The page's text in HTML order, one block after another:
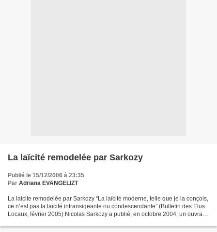
La laïcité remodelée par Sarkozy
Publié le 15/12/2006 à 23:35
Par Adriana EVANGELIZT
La laicite remodelée par Sarkozy “La laïcité moderne, telle que je la conçois,
ce n’est pas la laïcité intransigeante ou condescendante” (Bulletin des Elus
Locaux, février 2005) Nicolas Sarkozy a publié, en octobre 2004, un ouvrage